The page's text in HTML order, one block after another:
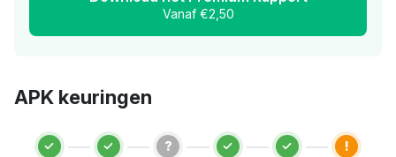
Vanaf €2,50
APK keuringen
? !